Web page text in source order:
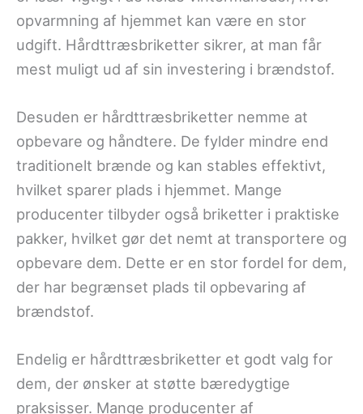
opvarmning af hjemmet kan være en stor
udgift. Hårdttræsbriketter sikrer, at man får
mest muligt ud af sin investering i brændstof.
Desuden er hårdttræsbriketter nemme at
opbevare og håndtere. De fylder mindre end
traditionelt brænde og kan stables effektivt,
hvilket sparer plads i hjemmet. Mange
producenter tilbyder også briketter i praktiske
pakker, hvilket gør det nemt at transportere og
opbevare dem. Dette er en stor fordel for dem,
der har begrænset plads til opbevaring af
brændstof.
Endelig er hårdttræsbriketter et godt valg for
dem, der ønsker at støtte bæredygtige
praksisser. Mange producenter af